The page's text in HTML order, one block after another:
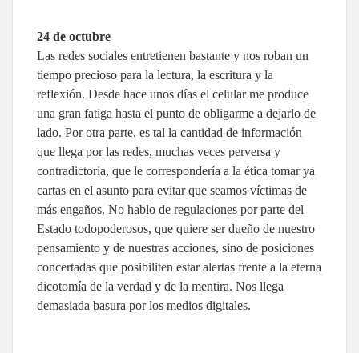
24 de octubre
Las redes sociales entretienen bastante y nos roban un
tiempo precioso para la lectura, la escritura y la
reflexión. Desde hace unos días el celular me produce
una gran fatiga hasta el punto de obligarme a dejarlo de
lado. Por otra parte, es tal la cantidad de información
que llega por las redes, muchas veces perversa y
contradictoria, que le correspondería a la ética tomar ya
cartas en el asunto para evitar que seamos víctimas de
más engaños. No hablo de regulaciones por parte del
Estado todopoderosos, que quiere ser dueño de nuestro
pensamiento y de nuestras acciones, sino de posiciones
concertadas que posibiliten estar alertas frente a la eterna
dicotomía de la verdad y de la mentira. Nos llega
demasiada basura por los medios digitales.